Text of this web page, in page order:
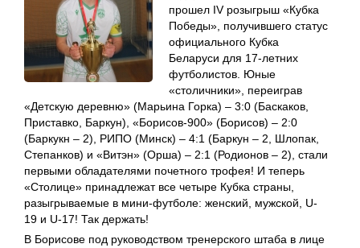
прошел IV розыгрыш «Кубка
Победы», получившего статус
официального Кубка
Беларуси для 17-летних
футболистов. Юные
«столичники», переиграв
«Детскую деревню» (Марьина Горка) – 3:0 (Баскаков,
Приставко, Баркун), «Борисов-900» (Борисов) – 2:0
(Баркукн – 2), РИПО (Минск) – 4:1 (Баркун – 2, Шлопак,
Степанков) и «Витэн» (Орша) – 2:1 (Родионов – 2), стали
первыми обладателями почетного трофея! И теперь
«Столице» принадлежат все четыре Кубка страны,
разыгрываемые в мини-футболе: женский, мужской, U-
19 и U-17! Так держать!
В Борисове под руководством тренерского штаба в лице